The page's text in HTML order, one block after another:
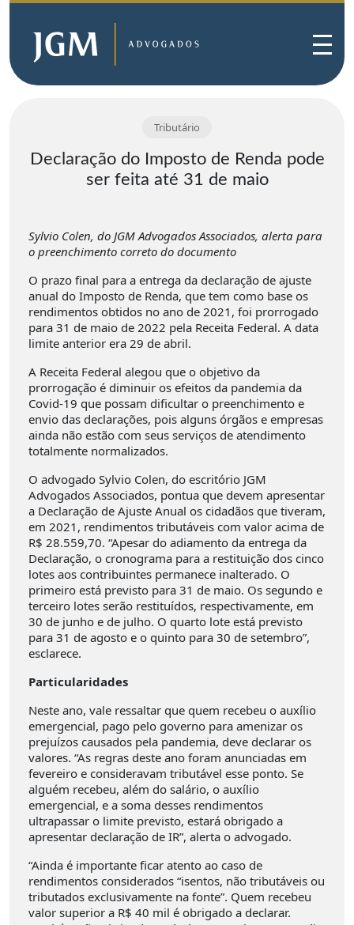
Tributário
Declaração do Imposto de Renda pode
ser feita até 31 de maio
Sylvio Colen, do JGM Advogados Associados, alerta para
o preenchimento correto do documento
O prazo final para a entrega da declaração de ajuste
anual do Imposto de Renda, que tem como base os
rendimentos obtidos no ano de 2021, foi prorrogado
para 31 de maio de 2022 pela Receita Federal. A data
limite anterior era 29 de abril.
A Receita Federal alegou que o objetivo da
prorrogação é diminuir os efeitos da pandemia da
Covid-19 que possam dificultar o preenchimento e
envio das declarações, pois alguns órgãos e empresas
ainda não estão com seus serviços de atendimento
totalmente normalizados.
O advogado Sylvio Colen, do escritório JGM
Advogados Associados, pontua que devem apresentar
a Declaração de Ajuste Anual os cidadãos que tiveram,
em 2021, rendimentos tributáveis com valor acima de
R$ 28.559,70. “Apesar do adiamento da entrega da
Declaração, o cronograma para a restituição dos cinco
lotes aos contribuintes permanece inalterado. O
primeiro está previsto para 31 de maio. Os segundo e
terceiro lotes serão restituídos, respectivamente, em
30 de junho e de julho. O quarto lote está previsto
para 31 de agosto e o quinto para 30 de setembro”,
esclarece.
Particularidades
Neste ano, vale ressaltar que quem recebeu o auxílio
emergencial, pago pelo governo para amenizar os
prejuízos causados pela pandemia, deve declarar os
valores. “As regras deste ano foram anunciadas em
fevereiro e consideravam tributável esse ponto. Se
alguém recebeu, além do salário, o auxílio
emergencial, e a soma desses rendimentos
ultrapassar o limite previsto, estará obrigado a
apresentar declaração de IR”, alerta o advogado.
“Ainda é importante ficar atento ao caso de
rendimentos considerados “isentos, não tributáveis ou
tributados exclusivamente na fonte”. Quem recebeu
valor superior a R$ 40 mil é obrigado a declarar.